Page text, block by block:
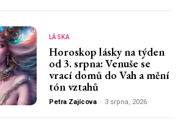
LÁSKA
Horoskop lásky na týden
od 3. srpna: Venuše se
vrací domů do Vah a mění
tón vztahů
Petra Zajícova - 3 srpna, 2026